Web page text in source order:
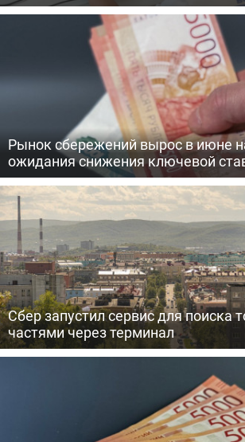
Рынок сбережений вырос в июне
ожидания снижения ключевой
Сбер запустил сервис для поиска
частями через терминал